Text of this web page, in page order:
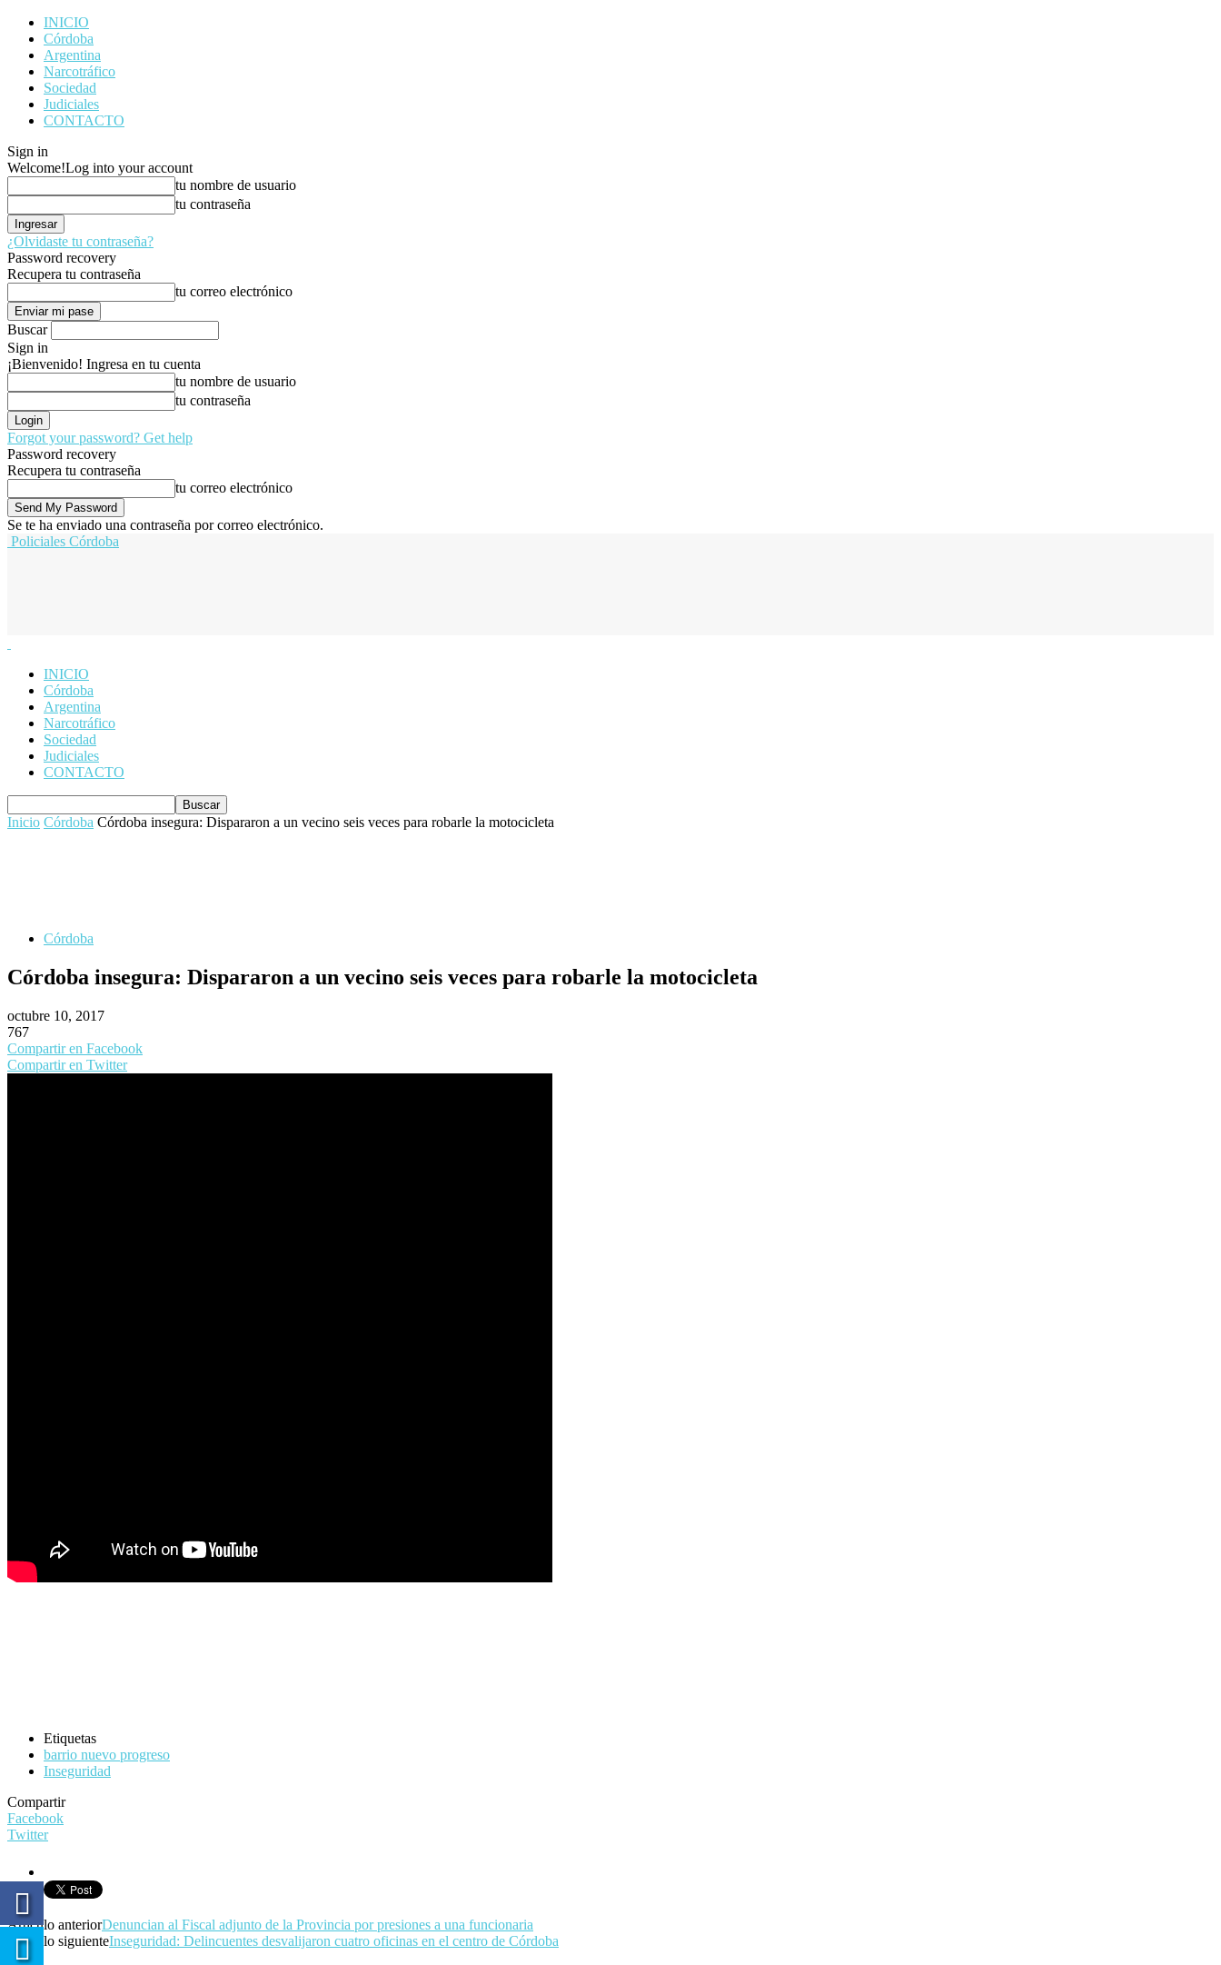
INICIO
Córdoba
Argentina
Narcotráfico
Sociedad
Judiciales
CONTACTO
Sign in
Welcome!Log into your account
tu nombre de usuario
tu contraseña
¿Olvidaste tu contraseña?
Password recovery
Recupera tu contraseña
tu correo electrónico
Buscar
Sign in
¡Bienvenido! Ingresa en tu cuenta
tu nombre de usuario
tu contraseña
Forgot your password? Get help
Password recovery
Recupera tu contraseña
tu correo electrónico
Se te ha enviado una contraseña por correo electrónico.
Policiales Córdoba
INICIO
Córdoba
Argentina
Narcotráfico
Sociedad
Judiciales
CONTACTO
Inicio Córdoba Córdoba insegura: Dispararon a un vecino seis veces para robarle la motocicleta
Córdoba
Córdoba insegura: Dispararon a un vecino seis veces para robarle la motocicleta
octubre 10, 2017
767
Compartir en Facebook
Compartir en Twitter
Etiquetas
barrio nuevo progreso
Inseguridad
Compartir
Facebook
Twitter
Artículo anteriorDenuncian al Fiscal adjunto de la Provincia por presiones a una funcionaria
Artículo siguienteInseguridad: Delincuentes desvalijaron cuatro oficinas en el centro de Córdoba